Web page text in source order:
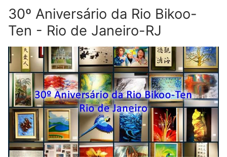
30º Aniversário da Rio Bikoo-
Ten - Rio de Janeiro-RJ